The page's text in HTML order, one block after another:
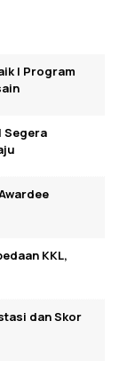
I Program
Segera
KKL,
dan Skor